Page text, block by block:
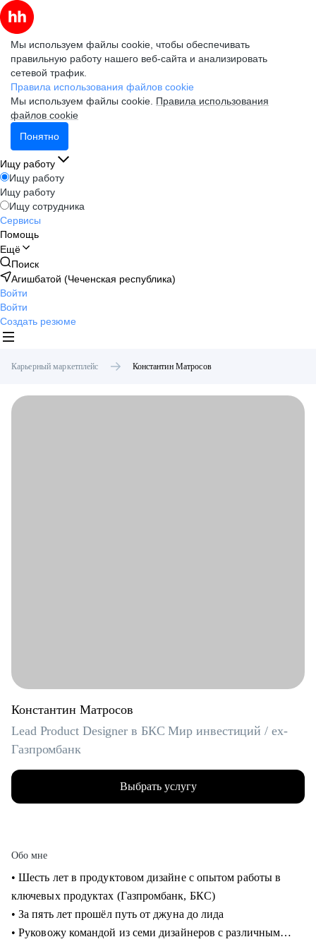
Мы используем файлы cookie, чтобы обеспечивать
правильную работу нашего веб-сайта и анализировать
сетевой трафик.
Правила использования файлов cookie
Мы используем файлы cookie. Правила использования
файлов cookie
Понятно
Ищу работу
Ищу работу
Ищу работу
Ищу сотрудника
Сервисы
Помощь
Ещё
Поиск
Агишбатой (Чеченская республика)
Войти
Войти
Создать резюме
Карьерный маркетплейс Константин Матросов
Константин Матросов
Lead Product Designer в БКС Мир инвестиций / ex-
Газпромбанк
Выбрать услугу
Обо мне
• Шесть лет в продуктовом дизайне с опытом работы в
ключевых продуктах (Газпромбанк, БКС)
• За пять лет прошёл путь от джуна до лида
• Руковожу командой из семи дизайнеров с различным